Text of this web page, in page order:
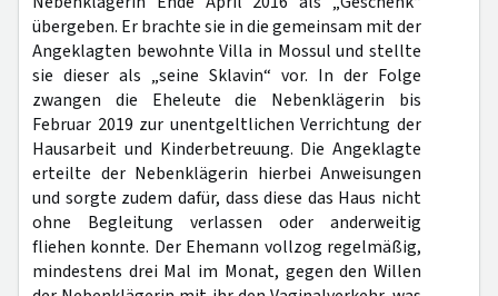
übergeben. Er brachte sie in die gemeinsam mit der
Angeklagten bewohnte Villa in Mossul und stellte
sie dieser als „seine Sklavin“ vor. In der Folge
zwangen die Eheleute die Nebenklägerin bis
Februar 2019 zur unentgeltlichen Verrichtung der
Hausarbeit und Kinderbetreuung. Die Angeklagte
erteilte der Nebenklägerin hierbei Anweisungen
und sorgte zudem dafür, dass diese das Haus nicht
ohne Begleitung verlassen oder anderweitig
fliehen konnte. Der Ehemann vollzog regelmäßig,
mindestens drei Mal im Monat, gegen den Willen